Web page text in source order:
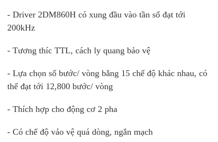
- Driver 2DM860H có xung đầu vào tần số đạt tới
200kHz
- Tương thíc TTL, cách ly quang bảo vệ
- Lựa chọn số bước/ vòng bằng 15 chế độ khác nhau, có
thể đạt tới 12,800 bước/ vòng
- Thích hợp cho động cơ 2 pha
- Có chế độ vảo vệ quá dòng, ngắn mạch